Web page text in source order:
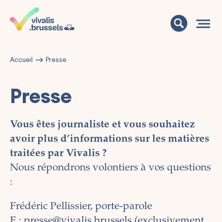
Accueil Presse
Presse
Vous êtes journaliste et vous souhaitez
avoir plus d’informations sur les matières
traitées par Vivalis ?
Nous répondrons volontiers à vos questions
:
Frédéric Pellissier, porte-parole